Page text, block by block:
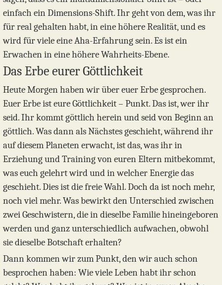
einfach ein Dimensions-Shift. Ihr geht von dem, was ihr
für real gehalten habt, in eine höhere Realität, und es
wird für viele eine Aha-Erfahrung sein. Es ist ein
Erwachen in eine höhere Wahrheits-Ebene.
Das Erbe eurer Göttlichkeit
Heute Morgen haben wir über euer Erbe gesprochen.
Euer Erbe ist eure Göttlichkeit – Punkt. Das ist, wer ihr
seid. Ihr kommt göttlich herein und seid von Beginn an
göttlich. Was dann als Nächstes geschieht, während ihr
auf diesem Planeten erwacht, ist das, was ihr in
Erziehung und Training von euren Eltern mitbekommt,
was euch gelehrt wird und in welcher Energie das
geschieht. Dies ist die freie Wahl. Doch da ist noch mehr,
noch viel mehr. Was bewirkt den Unterschied zwischen
zwei Geschwistern, die in dieselbe Familie hineingeboren
werden und ganz unterschiedlich aufwachen, obwohl
sie dieselbe Botschaft erhalten?
Dann kommen wir zum Punkt, den wir auch schon
besprochen haben: Wie viele Leben habt ihr schon